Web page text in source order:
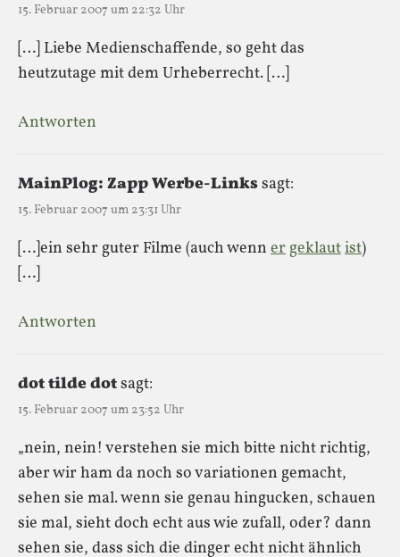
15. Februar 2007 um 22:32 Uhr
[…] Liebe Medienschaffende, so geht das
heutzutage mit dem Urheberrecht. […]
Antworten
MainPlog: Zapp Werbe-Linkssagt:
15. Februar 2007 um 23:31 Uhr
[…]ein sehr guter Filme (auch wenn er geklautist)
[…]
Antworten
dot tilde dotsagt:
15. Februar 2007 um 23:52 Uhr
„nein, nein! verstehen sie mich bitte nicht richtig,
aber wir ham da noch so variationen gemacht,
sehen sie mal. wenn sie genau hingucken, schauen
sie mal, sieht doch echt aus wie zufall, oder? dann
sehen sie, dass sich die dinger echt nicht ähnlich